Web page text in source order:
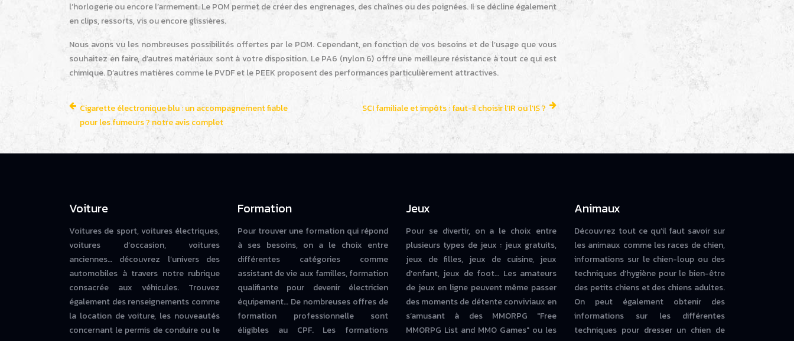
l’horlogerie ou encore l’armement. Le POM permet de créer des engrenages, des chaînes ou des poignées. Il se décline également
en clips, ressorts, vis ou encore glissières.
Nous avons vu les nombreuses possibilités offertes par le POM. Cependant, en fonction de vos besoins et de l’usage que vous
souhaitez en faire, d’autres matériaux sont à votre disposition. Le PA6 (nylon 6) offre une meilleure résistance à tout ce qui est
chimique. D’autres matières comme le PVDF et le PEEK proposent des performances particulièrement attractives.
Cigarette électronique blu : un accompagnement fiable
pour les fumeurs ? notre avis complet
SCI familiale et impôts : faut-il choisir l’IR ou l’IS ?
Voiture
Voitures de sport, voitures électriques,
voitures d’occasion, voitures
anciennes… découvrez l’univers des
automobiles à travers notre rubrique
consacrée aux véhicules. Trouvez
également des renseignements comme
la location de voiture, les nouveautés
concernant le permis de conduire ou le
Formation
Pour trouver une formation qui répond
à ses besoins, on a le choix entre
différentes catégories comme
assistant de vie aux familles, formation
qualifiante pour devenir électricien
équipement… De nombreuses offres de
formation professionnelle sont
éligibles au CPF. Les formations
Jeux
Pour se divertir, on a le choix entre
plusieurs types de jeux : jeux gratuits,
jeux de filles, jeux de cuisine, jeux
d'enfant, jeux de foot… Les amateurs
de jeux en ligne peuvent même passer
des moments de détente conviviaux en
s’amusant à des MMORPG "Free
MMORPG List and MMO Games" ou les
Animaux
Découvrez tout ce qu’il faut savoir sur
les animaux comme les races de chien,
informations sur le chien-loup ou des
techniques d’hygiène pour le bien-être
des petits chiens et des chiens adultes.
On peut également obtenir des
informations sur les différentes
techniques pour dresser un chien de